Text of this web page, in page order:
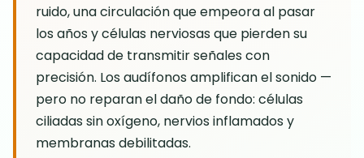
ruido, una circulación que empeora al pasar
los años y células nerviosas que pierden su
capacidad de transmitir señales con
precisión. Los audífonos amplifican el sonido —
pero no reparan el daño de fondo: células
ciliadas sin oxígeno, nervios inflamados y
membranas debilitadas.